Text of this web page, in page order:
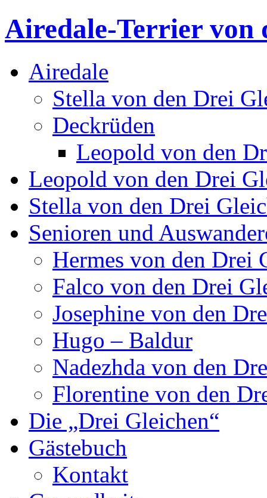
Airedale-Terrier von
Airedale
Stella von den Drei
Deckrüden
Leopold von den
Leopold von den Drei
Stella von den Drei
Senioren und
Hermes von den Drei
Falco von den Drei
Josephine von den
Hugo – Baldur
Nadezhda von den
Florentine von den
Die „Drei Gleichen“
Gästebuch
Kontakt